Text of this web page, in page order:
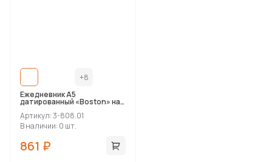
+8
Ежедневник А5
датированный «Boston» на
2027 год
Артикул: 3-808.01
В наличии: 0 шт.
861 ₽